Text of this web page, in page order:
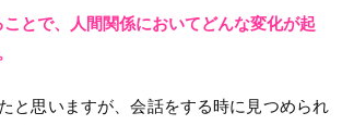
とで、人間関係においてどんな変化が起
と思いますが、会話をする時に見つめられ